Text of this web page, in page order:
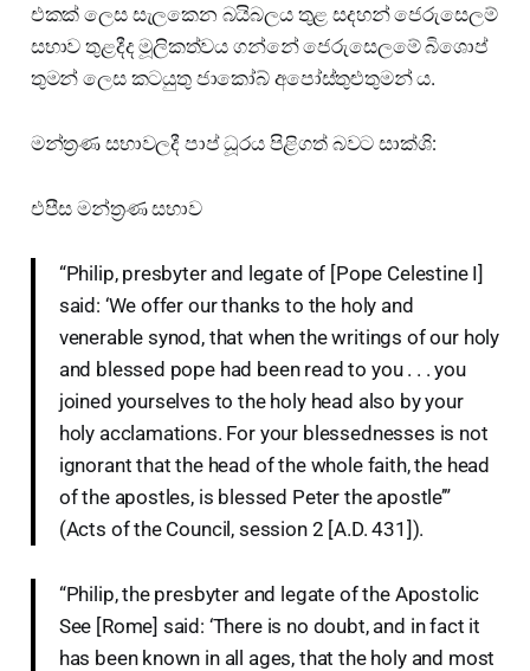
එකක් ලෙස සැලකෙන බයිබලය තුළ සදහන් ජෙරුසෙලම්
සභාව තුළදීද මූලිකත්වය ගන්නේ ජෙරුසෙලමේ බිශොප්
තුමන් ලෙස කටයුතු ජාකෝබ් අපෝස්තුළුතුමන් ය.
මන්ත්‍රණ සභාවලදී පාප් ධූරය පිළිගත් බවට සාක්ශි:
එපීස මන්ත්‍රණ සභාව
“Philip, presbyter and legate of [Pope Celestine I]
said: ‘We offer our thanks to the holy and
venerable synod, that when the writings of our holy
and blessed pope had been read to you . . . you
joined yourselves to the holy head also by your
holy acclamations. For your blessednesses is not
ignorant that the head of the whole faith, the head
of the apostles, is blessed Peter the apostle’”
(Acts of the Council, session 2 [A.D. 431]).
“Philip, the presbyter and legate of the Apostolic
See [Rome] said: ‘There is no doubt, and in fact it
has been known in all ages, that the holy and most